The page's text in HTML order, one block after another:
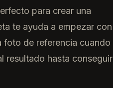
para crear una
te ayuda a empezar con
foto de referencia cuando
resultado hasta conseguir